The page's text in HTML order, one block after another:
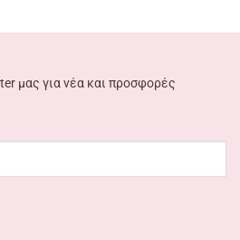
μας για νέα και προσφορές